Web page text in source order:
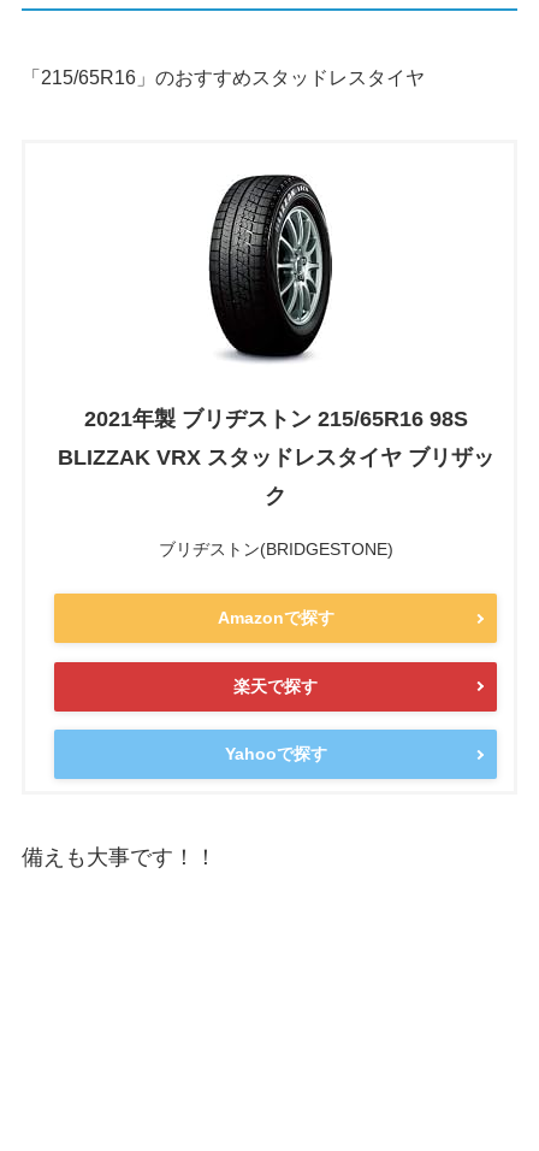
「 215/65R16」のおすすめスタッドレスタイヤ
2021年製 ブリヂストン 215/65R16 98S
BLIZZAK VRX スタッドレスタイヤ ブリザッ
ク
ブリヂストン(BRIDGESTONE)
Amazonで探す
楽天で探す
Yahooで探す
備えも大事です！！